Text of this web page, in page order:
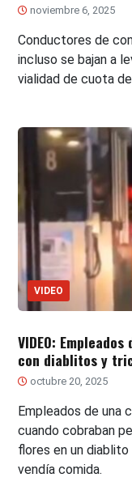
noviembre 6, 2025
Conductores de
incluso se bajan a
vialidad de cuota
VIDEO
VIDEO:
con diablitos y
octubre 20, 2025
Empleados de una
cuando cobraban
flores en un
vendía comida.